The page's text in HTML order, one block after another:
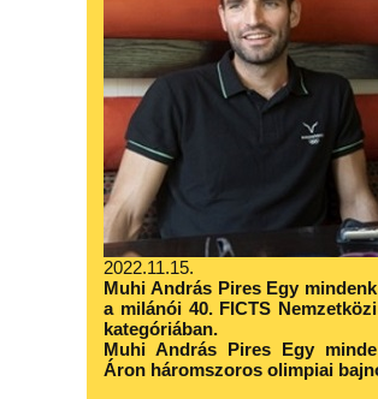
2022.11.15.
Muhi András Pires Egy
a milánói 40. FICTS
kategóriában.
Muhi András Pires Egy
Áron háromszoros olimpiai